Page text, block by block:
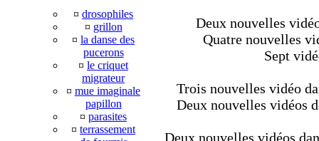
¤ drosophiles
¤ grillon
¤ la danse des
pucerons
¤ le criquet
migrateur
¤ mue imaginale
papillon
¤ parasites
¤ terrassement
Deux nouvelles
Quatre nouvelles
Sept
Trois nouvelles vidéo
Deux nouvelles vidéos
Deux nouvelles vidéos